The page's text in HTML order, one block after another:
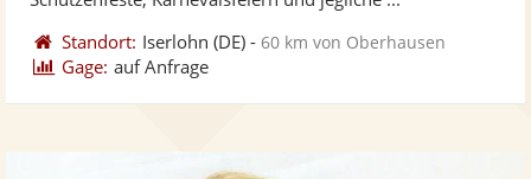
Standort: Iserlohn (DE) -60 km von Oberhausen
Gage: auf Anfrage